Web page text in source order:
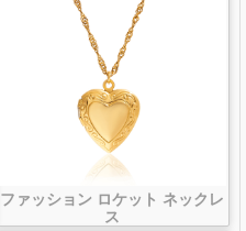
ファッション ロケット ネックレ
ス